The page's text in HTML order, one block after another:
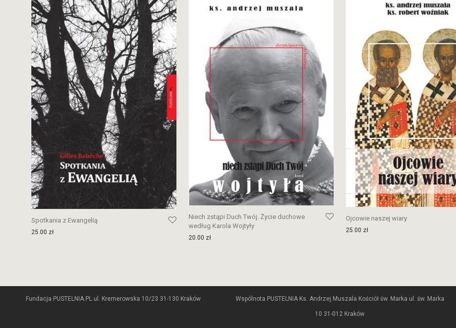
Spotkania z Ewangelią
25.00 zł
Niech zstąpi Duch Twój. Życie duchowe
według Karola Wojtyły
20.00 zł
Ojcowie naszej wiary
25.00 zł
Fundacja PUSTELNIA.PL ul. Kremerowska 10/23 31-130 Kraków Wspólnota PUSTELNIA Ks. Andrzej Muszala Kościół św. Marka ul. św. Marka
10 31-012 Kraków